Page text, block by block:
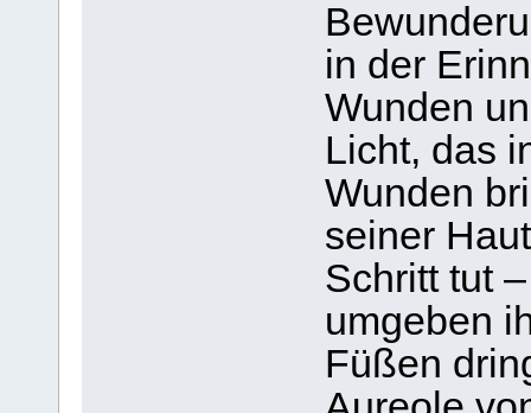
in der
Wunden
Licht, das
Wunden
seiner
Schritt tut
umgeben
Füßen